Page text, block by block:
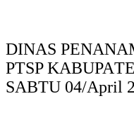
DINAS
PTSP
SABTU 04/April